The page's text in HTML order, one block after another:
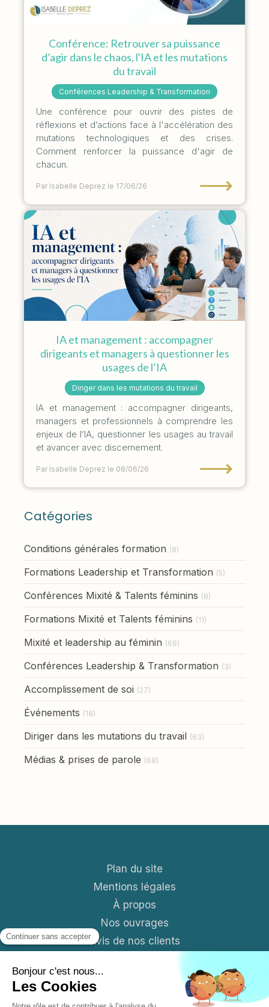
Conférence: Retrouver sa puissance
d’agir dans le chaos, l'IA et les mutations
du travail
Conférences Leadership & Transformation
Une conférence pour ouvrir des pistes de
réflexions et d’actions face à l'accélération des
mutations technologiques et des crises.
Comment renforcer la puissance d'agir de
chacun.
Par Isabelle Deprez le 17/06/26 ⟶
IA et management : accompagner
dirigeants et managers à questionner les
usages de l’IA
Diriger dans les mutations du travail
IA et management : accompagner dirigeants,
managers et professionnels à comprendre les
enjeux de l’IA, questionner les usages au travail
et avancer avec discernement.
Par Isabelle Deprez le 08/06/26 ⟶
Catégories
Conditions générales formation (8)
Formations Leadership et Transformation (5)
Conférences Mixité & Talents féminins (8)
Formations Mixité et Talents féminins (11)
Mixité et leadership au féminin (69)
Conférences Leadership & Transformation (3)
Accomplissement de soi (27)
Événements (18)
Diriger dans les mutations du travail (63)
Médias & prises de parole (68)
Plan du site
Mentions légales
À propos
Nos ouvrages
Avis de nos clients
S'abonner aux News mensuelles